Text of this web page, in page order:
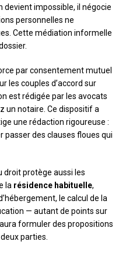
impossible, il négocie
personnelles ne
Cette médiation informelle
par consentement mutuel
les couples d’accord sur
est rédigée par les avocats
un notaire. Ce dispositif a
une rédaction rigoureuse :
passer des clauses floues qui
droit protège aussi les
la résidence habituelle,
le calcul de la
— autant de points sur
formuler des propositions
parties.